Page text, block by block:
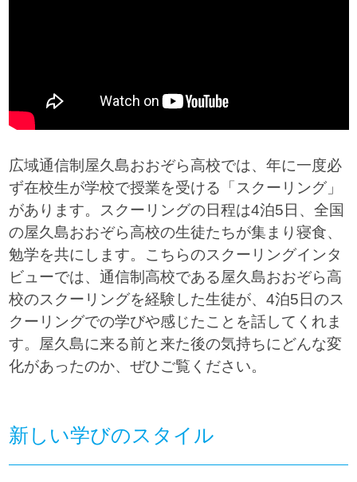
広域通信制屋久島おおぞら高校では、年に一度必
ず在校生が学校で授業を受ける「スクーリング」
があります。スクーリングの日程は4泊5日、全国
の屋久島おおぞら高校の生徒たちが集まり寝食、
勉学を共にします。こちらのスクーリングインタ
ビューでは、通信制高校である屋久島おおぞら高
校のスクーリングを経験した生徒が、4泊5日のス
クーリングでの学びや感じたことを話してくれま
す。屋久島に来る前と来た後の気持ちにどんな変
化があったのか、ぜひご覧ください。
新しい学びのスタイル